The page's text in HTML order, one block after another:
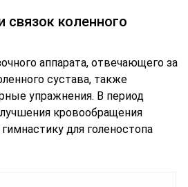
связок коленного
аппарата, отвечающего за
сустава, также
упражнения. В период
кровообращения
для голеностопа